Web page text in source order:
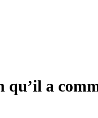
qu’il a